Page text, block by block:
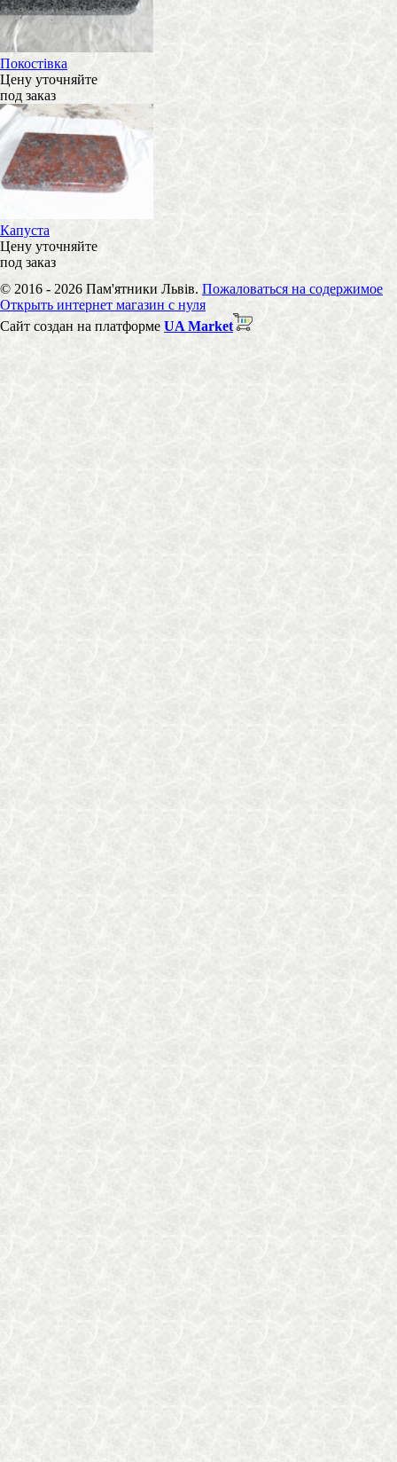
Покостівка
Цену уточняйте
под заказ
Капуста
Цену уточняйте
под заказ
© 2016 - 2026 Пам'ятники Львів. Пожаловаться на содержимое
Открыть интернет магазин с нуля
Сайт создан на платформе UA Market